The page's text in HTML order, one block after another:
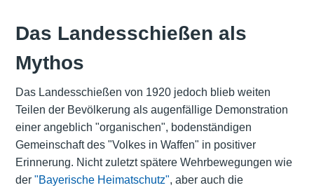
Das Landesschießen als
Mythos
Das Landesschießen von 1920 jedoch blieb weiten
Teilen der Bevölkerung als augenfällige Demonstration
einer angeblich "organischen", bodenständigen
Gemeinschaft des "Volkes in Waffen" in positiver
Erinnerung. Nicht zuletzt spätere Wehrbewegungen wie
der "Bayerische Heimatschutz", aber auch die